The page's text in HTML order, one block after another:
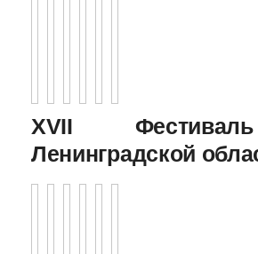
XVII
Ленинградской